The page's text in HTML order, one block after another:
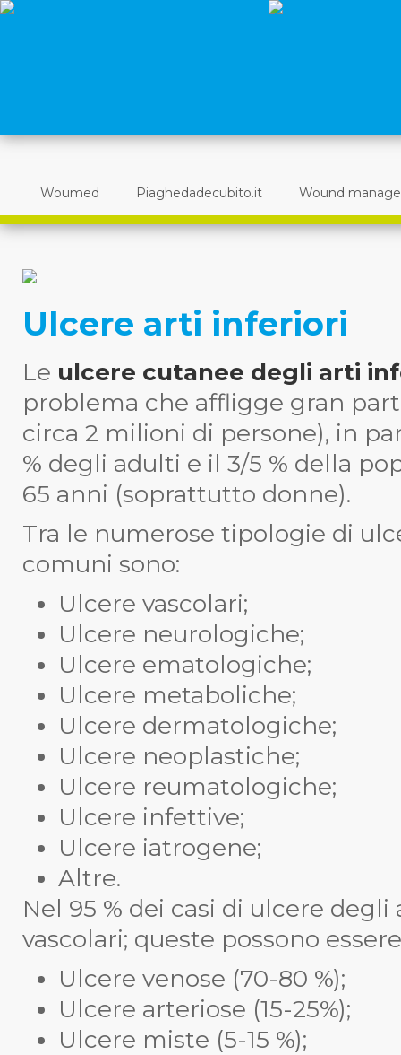
Woumed Piaghedadecubito.it Wound
Ulcere arti inferiori
Le ulcere cutanee degli arti
problema che affligge gran
circa 2 milioni di persone), in
% degli adulti e il 3/5 % della
65 anni (soprattutto donne).
Tra le numerose tipologie di
comuni sono:
Ulcere vascolari;
Ulcere neurologiche;
Ulcere ematologiche;
Ulcere metaboliche;
Ulcere dermatologiche;
Ulcere neoplastiche;
Ulcere reumatologiche;
Ulcere infettive;
Ulcere iatrogene;
Altre.
Nel 95 % dei casi di ulcere
vascolari; queste possono
Ulcere venose (70-80 %);
Ulcere arteriose (15-25%);
Ulcere miste (5-15 %);